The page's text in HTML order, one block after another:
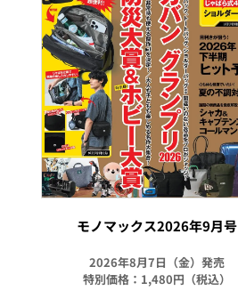
モノマックス2026年9月号
2026年8月7日（金）発売
特別価格：1,480円（税込）